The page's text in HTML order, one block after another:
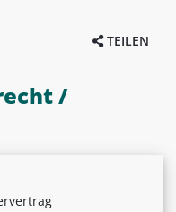
TEILEN
/